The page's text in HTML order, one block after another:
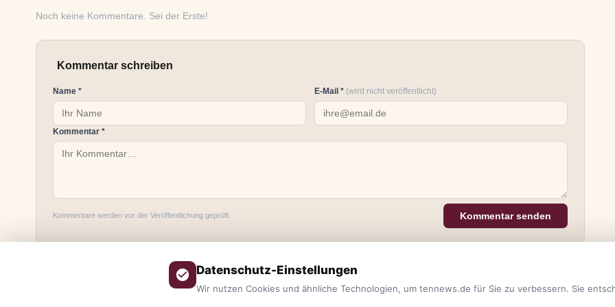
Noch keine Kommentare. Sei der Erste!
Kommentar schreiben
Name * E-Mail * (wird nicht veröffentlicht)
Kommentar *
Kommentare werden vor der Veröffentlichung geprüft. Kommentar senden
Datenschutz-Einstellungen
Wir nutzen Cookies und ähnliche Technologien, um tennews.de für Sie zu verbessern. Sie